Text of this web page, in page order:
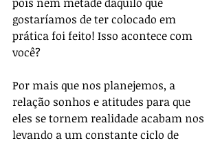
gostaríamos de ter colocado em
prática foi feito! Isso acontece com
você?
Por mais que nos planejemos, a
relação sonhos e atitudes para que
eles se tornem realidade acabam nos
levando a um constante ciclo de